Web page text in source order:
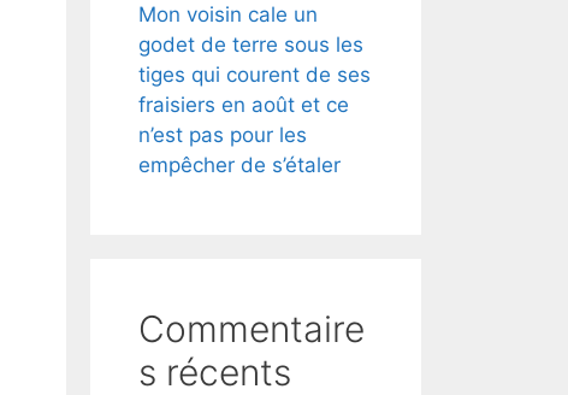
Mon voisin cale un
godet de terre sous les
tiges qui courent de ses
fraisiers en août et ce
n’est pas pour les
empêcher de s’étaler
Commentaire
s récents